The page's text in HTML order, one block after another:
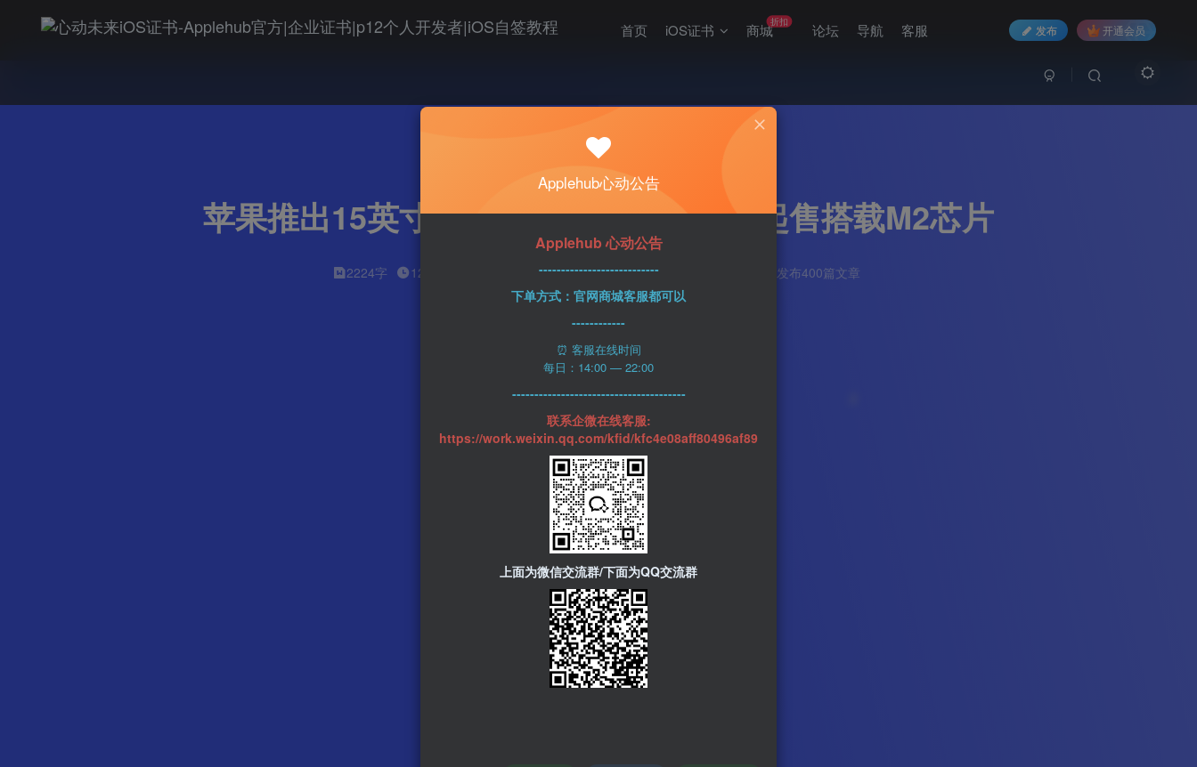
苹果推出15英寸MacBook Air 10499元起售搭载M2芯片
2224字 12分钟 n1ght_Ra1n 该作者已发布400篇文章
首页 iOS证书 商城折扣 论坛 导航 客服 发布 开通会员
Applehub心动公告
Applehub 心动公告
---------------------------
下单方式：官网商城客服都可以
------------
⏰ 客服在线时间
每日：14:00 — 22:00
---------------------------------------
联系企微在线客服:
https://work.weixin.qq.com/kfid/kfc4e08aff80496af89
上面为微信交流群/下面为QQ交流群